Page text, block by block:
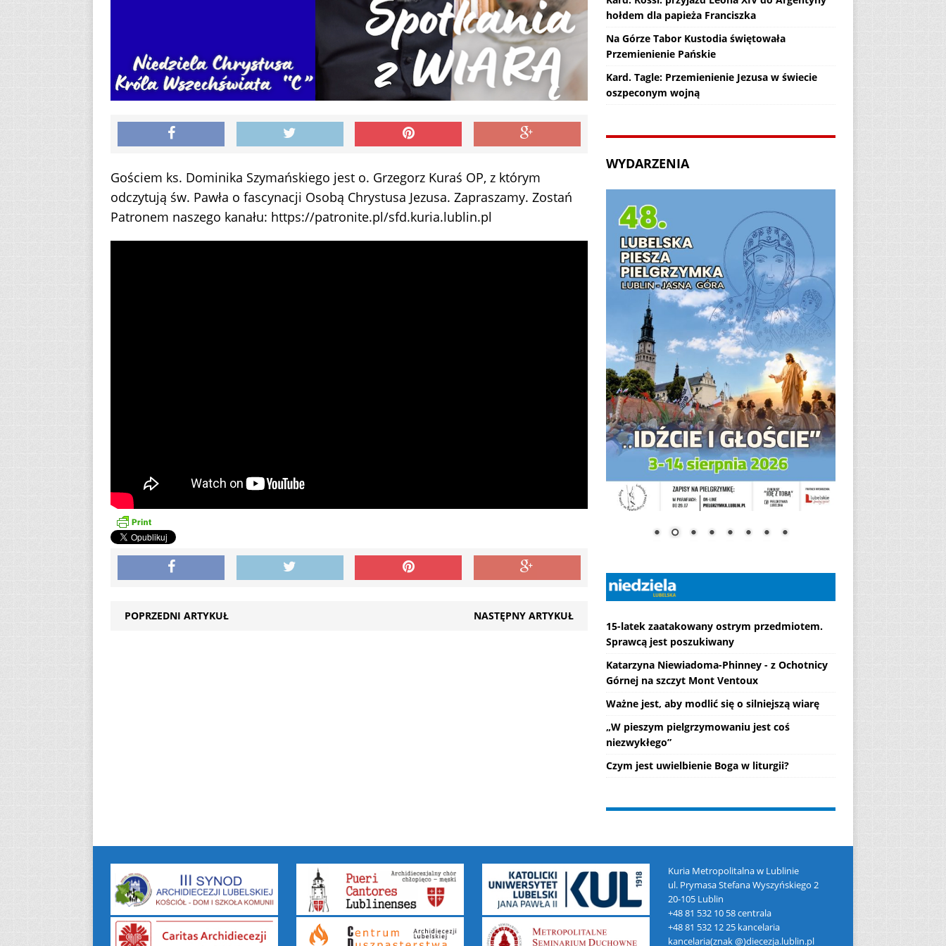
Gościem ks. Dominika Szymańskiego jest o. Grzegorz Kuraś OP, z którym
odczytują św. Pawła o fascynacji Osobą Chrystusa Jezusa. Zapraszamy. Zostań
Patronem naszego kanału: https://patronite.pl/sfd.kuria.lublin.pl
POPRZEDNI ARTYKUŁ NASTĘPNY ARTYKUŁ
hołdem dla papieża Franciszka
Na Górze Tabor Kustodia świętowała
Przemienienie Pańskie
Kard. Tagle: Przemienienie Jezusa w świecie
oszpeconym wojną
WYDARZENIA
15-latek zaatakowany ostrym przedmiotem.
Sprawcą jest poszukiwany
Katarzyna Niewiadoma-Phinney - z Ochotnicy
Górnej na szczyt Mont Ventoux
Ważne jest, aby modlić się o silniejszą wiarę
„W pieszym pielgrzymowaniu jest coś
niezwykłego”
Czym jest uwielbienie Boga w liturgii?
Kuria Metropolitalna w Lublinie
ul. Prymasa Stefana Wyszyńskiego 2
20-105 Lublin
+48 81 532 10 58 centrala
+48 81 532 12 25 kancelaria
kancelaria(znak @)diecezja.lublin.pl